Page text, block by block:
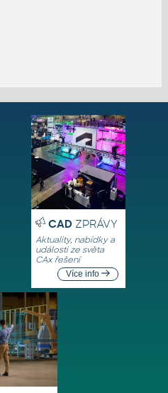
CADZPRÁVY
Aktuality, nabídky a
události ze světa
CAx řešení
Více info